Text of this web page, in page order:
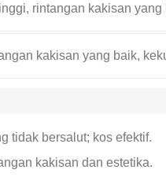
rintangan kakisan
kakisan yang baik,
tidak bersalut; kos efektif.
kakisan dan estetika.